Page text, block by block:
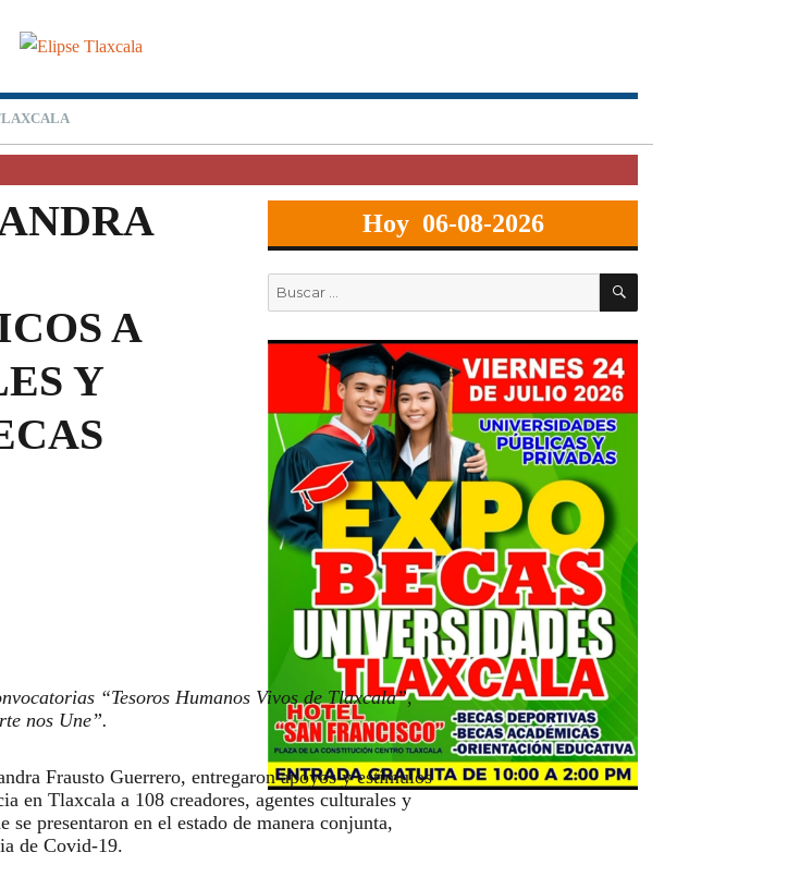
A
Y
“Tesoros Humanos Vivos de Tlaxcala”,
nos Une”.
Frausto Guerrero, entregaron apoyos y estímulos
en Tlaxcala a 108 creadores, agentes culturales y
presentaron en el estado de manera conjunta,
de Covid-19.
Hoy 06-08-2026
BUSCAR